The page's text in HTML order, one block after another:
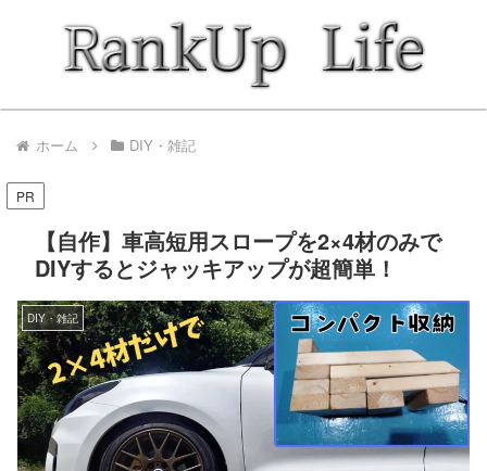
ホーム DIY・雑記
PR
【自作】車高短用スロープを2×4材のみで
DIYするとジャッキアップが超簡単！
DIY・雑記